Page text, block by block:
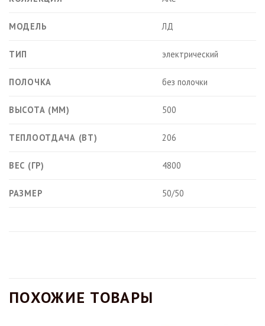
МОДЕЛЬ ЛД
ТИП электрический
ПОЛОЧКА без полочки
ВЫСОТА (ММ) 500
ТЕПЛООТДАЧА (ВТ) 206
ВЕС (ГР) 4800
РАЗМЕР 50/50
ПОХОЖИЕ ТОВАРЫ